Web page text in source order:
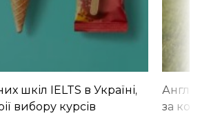
шкіл IELTS в Україні,
вибору курсів
за